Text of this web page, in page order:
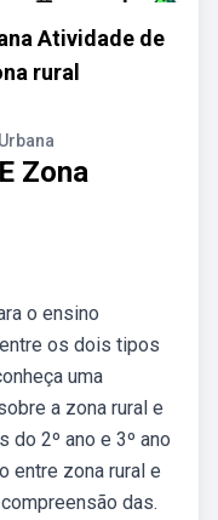
Atividade de
rural
Zona
o ensino
os dois tipos
uma
a zona rural e
do 2º ano e 3º ano
entre zona rural e
das.